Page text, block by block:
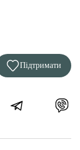
Підтримати